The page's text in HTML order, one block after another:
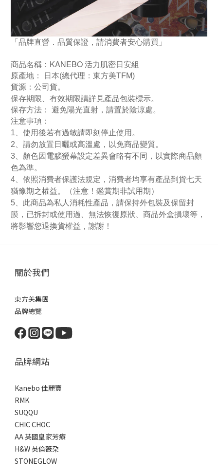
「品牌直營．品質保證，請消費者安心購買」
商品名稱： KANEBO 活力肌密日安組
原產地： 日本(總代理：東方美TFM)
貨源：公司貨。
保存期限 、有效期限請詳見產品包裝標示。
保存方法： 避免陽光直射，請置於陰涼處。
注意事項：
1 、使用後若有過敏請即刻停止使用。
2 、請勿放置日曬或高溫處，以免商品變質。
3 、顏色因電腦螢幕設定差異會略有不同，以實際商品顏
色為準。
4 、依照消費者保護法規定，消費者均享有產品到貨七天
猶豫期之權益。（注意！鑑賞期非試用期）
5 、此商品為私人消耗性產品，請保持外包裝及保留封
膜，已拆封或使用過、無法恢復原狀、商品外盒損壞等，
將影響您退換貨權益，謝謝！
關於我們
東方美集團
品牌總覽
品牌網站
Kanebo 佳麗寶
RMK
SUQQU
CHIC CHOC
AA 英國皇家芳療
H&W 英倫薇朶
STONEGLOW